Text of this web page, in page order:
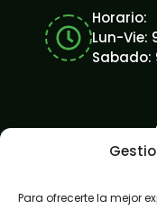
Para ofrecerte la mejor
Horario:
Lun-Vie:
Sabado: